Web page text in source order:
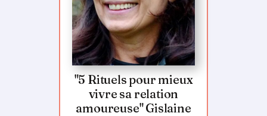
"5 Rituels pour mieux
vivre sa relation
amoureuse" Gislaine